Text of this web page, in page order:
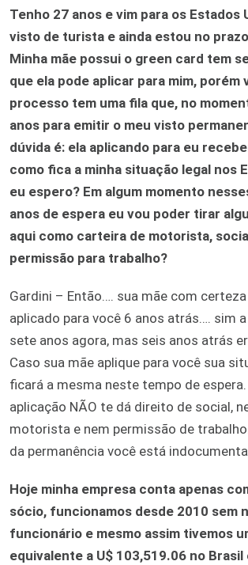
Tenho 27 anos e vim para os Estados
visto de turista e ainda estou no
Minha mãe possui o green card tem
que ela pode aplicar para mim, porém
processo tem uma fila que, no
anos para emitir o meu visto
dúvida é: ela aplicando para eu
como fica a minha situação legal nos
eu espero? Em algum momento
anos de espera eu vou poder tirar
aqui como carteira de motorista,
permissão para trabalho?
Gardini – Então…. sua mãe com
aplicado para você 6 anos atrás…. sim
sete anos agora, mas seis anos atrás
Caso sua mãe aplique para você sua
ficará a mesma neste tempo de
aplicação NÃO te dá direito de social,
motorista e nem permissão de
da permanência você está
Hoje minha empresa conta apenas
sócio, funcionamos desde 2010 sem
funcionário e mesmo assim tivemos
equivalente a U$ 103,519.06 no Brasil